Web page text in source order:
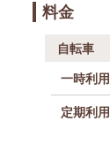
料金
自転車
一時利用
定期利用